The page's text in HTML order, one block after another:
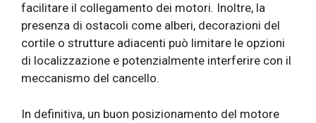
facilitare il collegamento dei motori. Inoltre, la
presenza di ostacoli come alberi, decorazioni del
cortile o strutture adiacenti può limitare le opzioni
di localizzazione e potenzialmente interferire con il
meccanismo del cancello.
In definitiva, un buon posizionamento del motore